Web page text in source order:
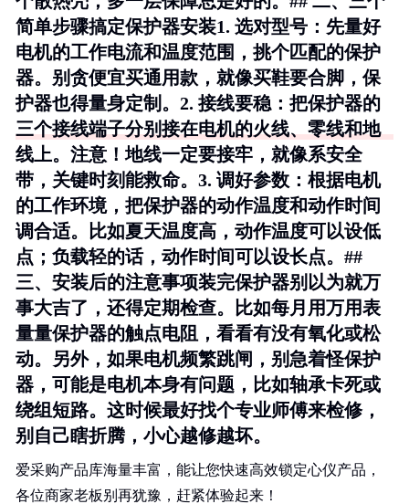
简单步骤搞定保护器安装1. 选对型号 ：先量好
电机的工作电流和温度范围，挑个匹配的保护
器。别贪便宜买通用款，就像买鞋要合脚，保
护器也得量身定制。2. 接线要稳 ：把保护器的
三个接线端子分别接在电机的火线、零线和地
线上。注意！地线一定要接牢，就像系安全
带，关键时刻能救命。3. 调好参数 ：根据电机
的工作环境，把保护器的动作温度和动作时间
调合适。比如夏天温度高，动作温度可以设低
点；负载轻的话，动作时间可以设长点。##
三、安装后的注意事项装完保护器别以为就万
事大吉了，还得定期检查。比如每月用万用表
量量保护器的触点电阻，看看有没有氧化或松
动。另外，如果电机频繁跳闸，别急着怪保护
器，可能是电机本身有问题，比如轴承卡死或
绕组短路。这时候最好找个专业师傅来检修，
别自己瞎折腾，小心越修越坏。
爱采购产品库海量丰富，能让您快速高效锁定心仪产品，
各位商家老板别再犹豫，赶紧体验起来！